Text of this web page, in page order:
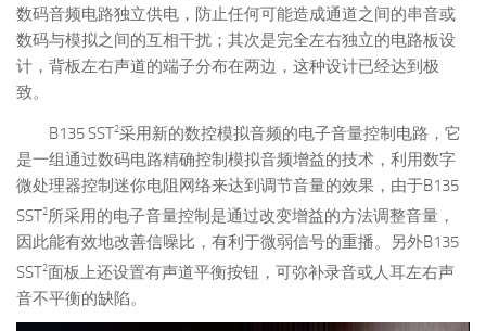
数码音频电路独立供电，防止任何可能造成通道之间的串音或
数码与模拟之间的互相干扰；其次是完全左右独立的电路板设
计，背板左右声道的端子分布在两边，这种设计已经达到极
致。
B135 SST2采用新的数控模拟音频的电子音量控制电路，它
是一组通过数码电路精确控制模拟音频增益的技术，利用数字
微处理器控制迷你电阻网络来达到调节音量的效果，由于B135
SST2所采用的电子音量控制是通过改变增益的方法调整音量，
因此能有效地改善信噪比，有利于微弱信号的重播。另外B135
SST2面板上还设置有声道平衡按钮，可弥补录音或人耳左右声
音不平衡的缺陷。